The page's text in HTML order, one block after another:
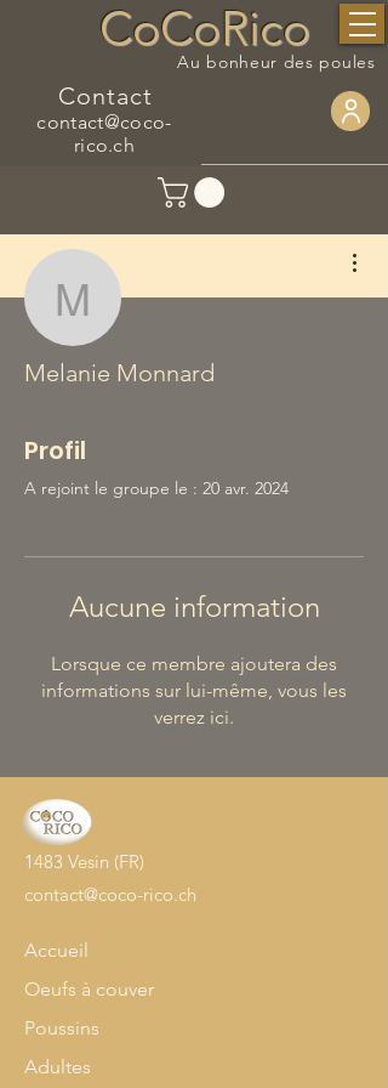
CoCoRico
Au bonheur des poules
Contact
contact@coco-
rico.ch
Melanie Monnard
Melanie Monnard
Profil
A rejoint le groupe le : 20 avr. 2024
Aucune information
Lorsque ce membre ajoutera des
informations sur lui-même, vous les
verrez ici.
1483 Vesin (FR)
contact@coco-rico.ch
Accueil
Oeufs à couver
Poussins
Adultes